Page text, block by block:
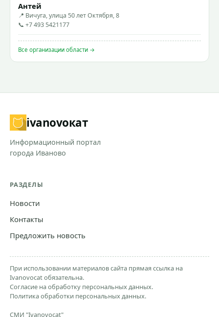
Антей
📍 Вичуга, улица 50 лет Октября, 8
📞 +7 493 5421177
Все организации области →
ivanovoкат
Информационный портал
города Иваново
РАЗДЕЛЫ
Новости
Контакты
Предложить новость
При использовании материалов сайта прямая ссылка на
Ivanovocat обязательна.
Согласие на обработку персональных данных.
Политика обработки персональных данных.
СМИ "Ivanovocat"